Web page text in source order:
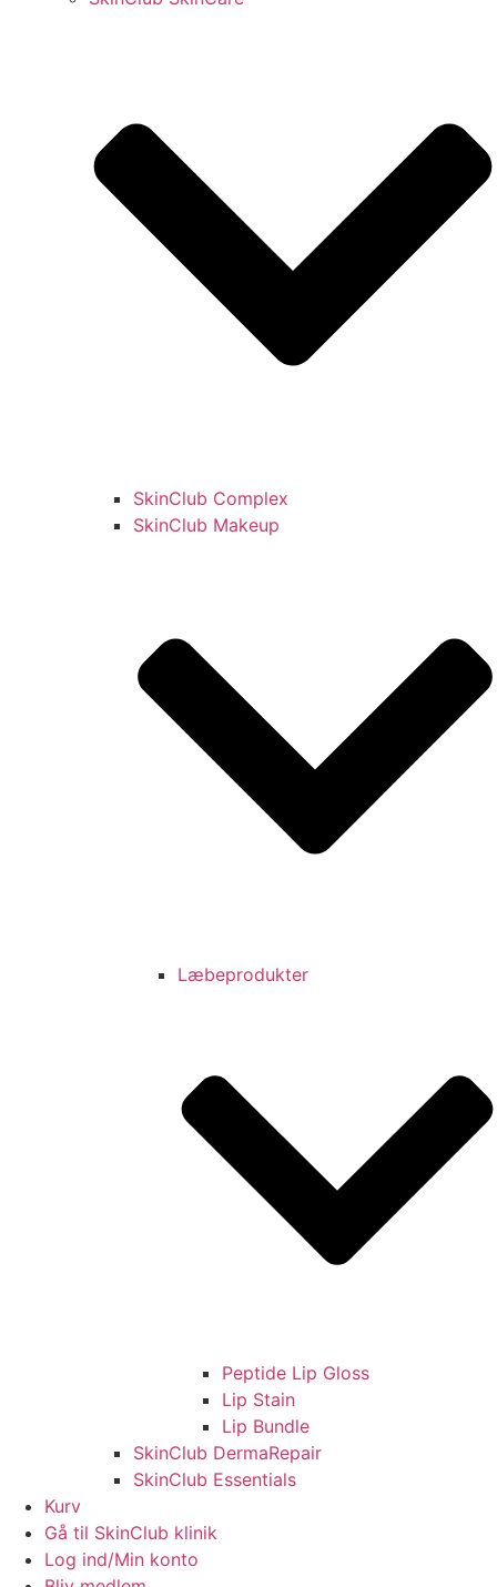
SkinClub Complex
SkinClub Makeup
Læbeprodukter
Peptide Lip Gloss
Lip Stain
Lip Bundle
SkinClub DermaRepair
SkinClub Essentials
Kurv
Gå til SkinClub klinik
Log ind/Min konto